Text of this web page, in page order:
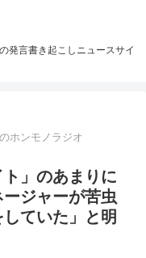
発言書き起こしニュースサイ
ホンモノラジオ
」のあまりに
ジャーが苦虫
ていた」と明